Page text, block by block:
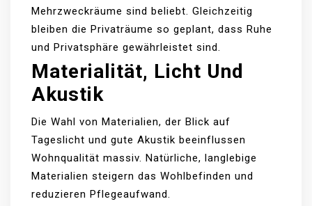
Mehrzweckräume sind beliebt. Gleichzeitig
bleiben die Privaträume so geplant, dass Ruhe
und Privatsphäre gewährleistet sind.
Materialität, Licht Und
Akustik
Die Wahl von Materialien, der Blick auf
Tageslicht und gute Akustik beeinflussen
Wohnqualität massiv. Natürliche, langlebige
Materialien steigern das Wohlbefinden und
reduzieren Pflegeaufwand.